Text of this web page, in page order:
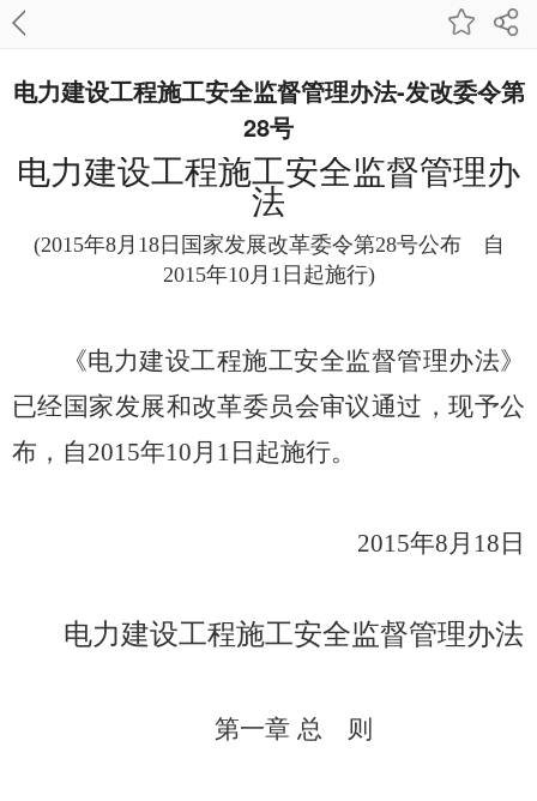
电力建设工程施工安全监督管理办法-发改委令第
28号
电力建设工程施工安全监督管理办
法
(2015年8月18日国家发展改革委令第28号公布 自
2015年10月1日起施行)
《电力建设工程施工安全监督管理办法》
已经国家发展和改革委员会审议通过，现予公
布，自2015年10月1日起施行。
2015年8月18日
电力建设工程施工安全监督管理办法
第一章 总 则